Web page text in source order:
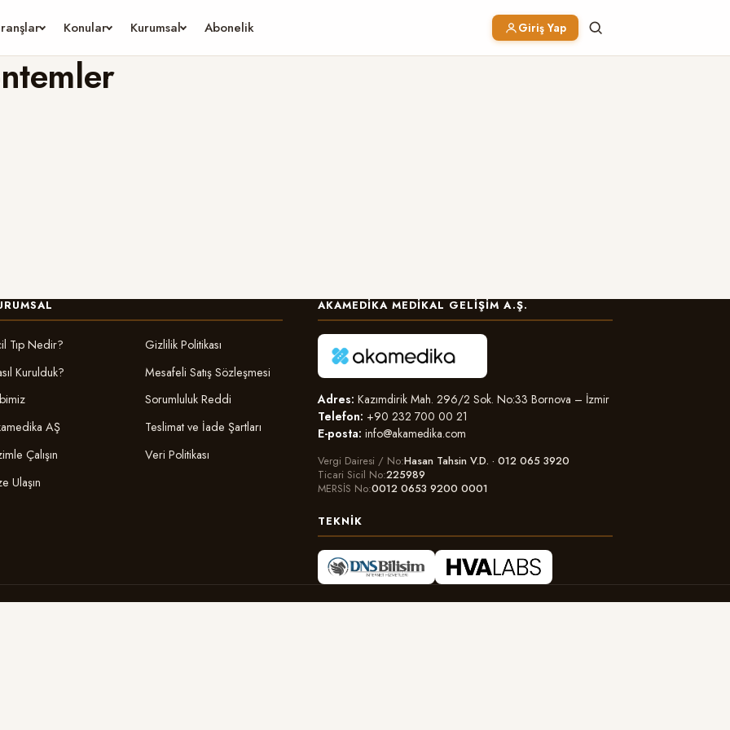
Konular Kurumsal Abonelik Giriş Yap
Tıp Nedir?
Kurulduk?
AŞ
Çalışın
Ulaşın
Gizlilik Politikası
Mesafeli Satış Sözleşmesi
Sorumluluk Reddi
Teslimat ve İade Şartları
Veri Politikası
AKAMEDIKA MEDIKAL GELIŞIM A.Ş.
Adres: Kazımdirik Mah. 296/2 Sok. No:33 Bornova – İzmir
Telefon: +90 232 700 00 21
E-posta: info@akamedika.com
Vergi Dairesi / No Hasan Tahsin V.D. · 012 065 3920
Ticari Sicil No 225989
MERSİS No 0012 0653 9200 0001
TEKNIK